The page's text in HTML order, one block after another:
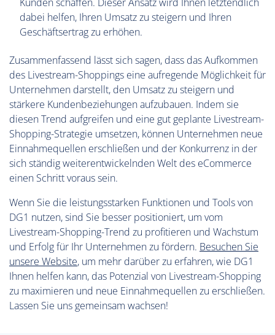
dabei helfen, Ihren Umsatz zu steigern und Ihren
Geschäftsertrag zu erhöhen.
Zusammenfassend lässt sich sagen, dass das Aufkommen
des Livestream-Shoppings eine aufregende Möglichkeit für
Unternehmen darstellt, den Umsatz zu steigern und
stärkere Kundenbeziehungen aufzubauen. Indem sie
diesen Trend aufgreifen und eine gut geplante Livestream-
Shopping-Strategie umsetzen, können Unternehmen neue
Einnahmequellen erschließen und der Konkurrenz in der
sich ständig weiterentwickelnden Welt des eCommerce
einen Schritt voraus sein.
Wenn Sie die leistungsstarken Funktionen und Tools von
DG1 nutzen, sind Sie besser positioniert, um vom
Livestream-Shopping-Trend zu profitieren und Wachstum
und Erfolg für Ihr Unternehmen zu fördern. Besuchen Sie
unsere Website, um mehr darüber zu erfahren, wie DG1
Ihnen helfen kann, das Potenzial von Livestream-Shopping
zu maximieren und neue Einnahmequellen zu erschließen.
Lassen Sie uns gemeinsam wachsen!